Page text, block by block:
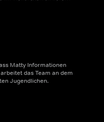
Matty Informationen
das Team an dem
Jugendlichen.